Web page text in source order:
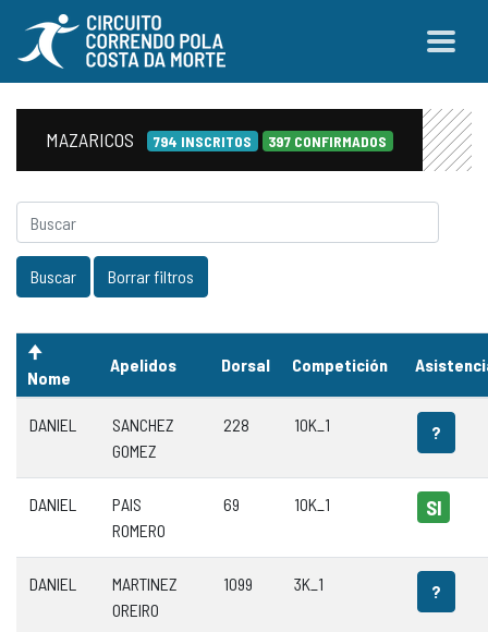
MAZARICOS 794 INSCRITOS 397 CONFIRMADOS
Nome
Apelidos Dorsal Competición
DANIEL
SANCHEZ
GOMEZ
228 10K_1 ?
DANIEL
PAIS
ROMERO
69 10K_1 SI
DANIEL
MARTINEZ
OREIRO
1099 3K_1 ?